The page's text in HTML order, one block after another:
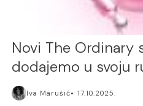
Novi The Ordinary
dodajemo u svoju
Iva Marušić 17.10.2025.